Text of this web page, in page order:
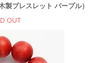
ブレスレット パープル）
OUT